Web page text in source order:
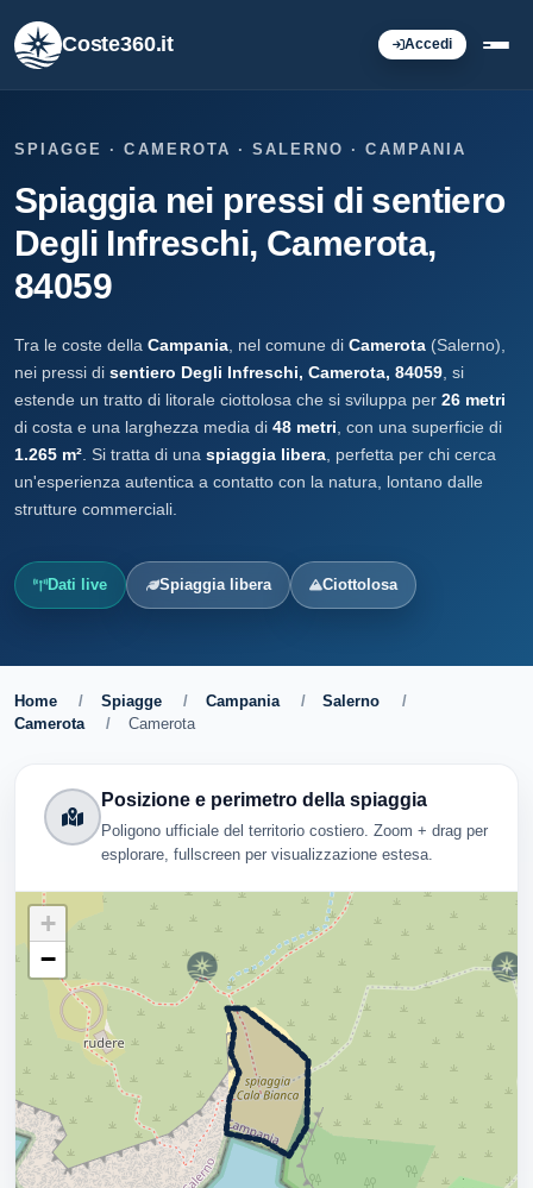
Coste360.it Accedi
SPIAGGE · CAMEROTA · SALERNO · CAMPANIA
Spiaggia nei pressi di sentiero
Degli Infreschi, Camerota,
84059
Tra le coste della Campania , nel comune di Camerota (Salerno),
nei pressi di sentiero Degli Infreschi, Camerota, 84059 , si
estende un tratto di litorale ciottolosa che si sviluppa per 26 metri
di costa e una larghezza media di 48 metri , con una superficie di
1.265 m² . Si tratta di una spiaggia libera , perfetta per chi cerca
un'esperienza autentica a contatto con la natura, lontano dalle
strutture commerciali.
Dati live Spiaggia libera Ciottolosa
Home / Spiagge / Campania / Salerno
/
Camerota
/ Camerota
Posizione e perimetro della spiaggia
Poligono ufficiale del territorio costiero. Zoom + drag per
esplorare, fullscreen per visualizzazione estesa.
+
−